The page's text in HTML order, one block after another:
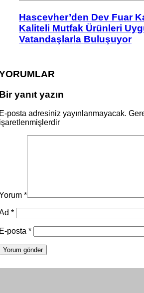
Hascevher’den Dev Fuar
Kaliteli Mutfak Ürünleri
Vatandaşlarla Buluşuyor
yanıt yazın
posta adresiniz yayınlanmayacak.
*
*
posta *